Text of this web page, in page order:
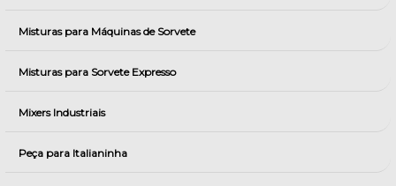
Misturas para Máquinas de Sorvete
Misturas para Sorvete Expresso
Mixers Industriais
Peça para Italianinha